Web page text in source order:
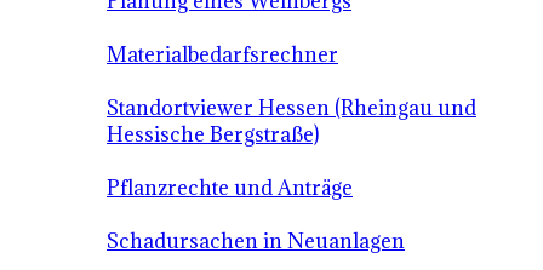
Materialbedarfsrechner
Standortviewer Hessen (Rheingau und
Hessische Bergstraße)
Pflanzrechte und Anträge
Schadursachen in Neuanlagen